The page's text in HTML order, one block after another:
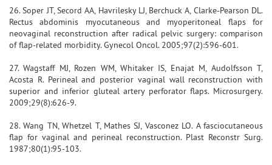
26. Soper JT, Secord AA, Havrilesky LJ, Berchuck A, Clarke-Pearson DL.
Rectus abdominis myocutaneous and myoperitoneal flaps for
neovaginal reconstruction after radical pelvic surgery: comparison
of flap-related morbidity. Gynecol Oncol. 2005;97(2):596-601.
27. Wagstaff MJ, Rozen WM, Whitaker IS, Enajat M, Audolfsson T,
Acosta R. Perineal and posterior vaginal wall reconstruction with
superior and inferior gluteal artery perforator flaps. Microsurgery.
2009;29(8):626-9.
28. Wang TN, Whetzel T, Mathes SJ, Vasconez LO. A fasciocutaneous
flap for vaginal and perineal reconstruction. Plast Reconstr Surg.
1987;80(1):95-103.